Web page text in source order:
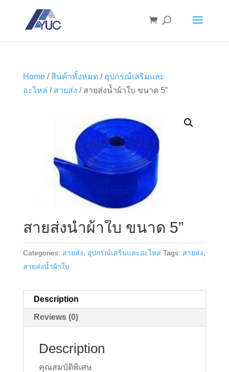
Home/ สินค้าทั้งหมด/ อุปกรณ์เสริมและ
อะไหล่ / สายส่ง / สายส่งน้ำผ้าใบ ขนาด 5”
สายส่งน้ำผ้าใบ ขนาด 5”
Categories: สายส่ง อุปกรณ์เสริมและอะไหล่ Tags: สายส่ง
สายส่งน้ำผ้าใบ
Description
Reviews (0)
Description
คุณสมบัติพิเศษ